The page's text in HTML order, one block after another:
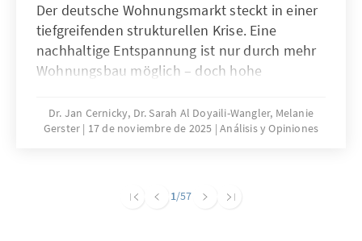
Der deutsche Wohnungsmarkt steckt in einer
tiefgreifenden strukturellen Krise. Eine
nachhaltige Entspannung ist nur durch mehr
Wohnungsbau möglich – doch hohe
Vorgaben bremsen die Bautätigkeit erheblich.
Zur Lösung des Problems bedarf es einer
Dr. Jan Cernicky, Dr. Sarah Al Doyaili-Wangler, Melanie
Gerster
17 de noviembre de 2025 Análisis y Opiniones
1/57